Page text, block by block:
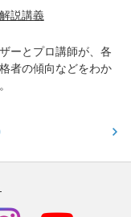
高校生／中学
東大・京大・